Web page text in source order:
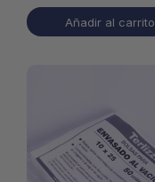
Añadir al carrito